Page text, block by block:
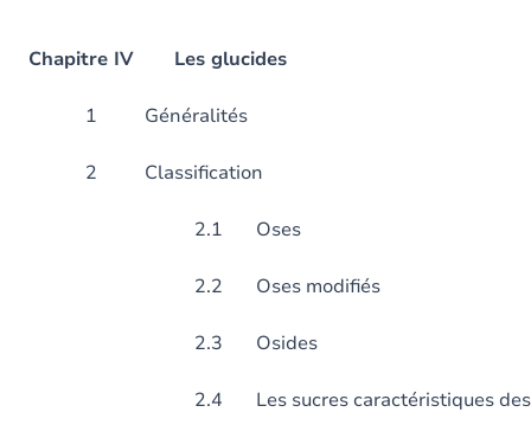
Chapitre IV Les glucides
1
2
2.1 Oses
2.2 Oses modifiés
2.3 Osides
2.4 Les sucres caractéristiques des